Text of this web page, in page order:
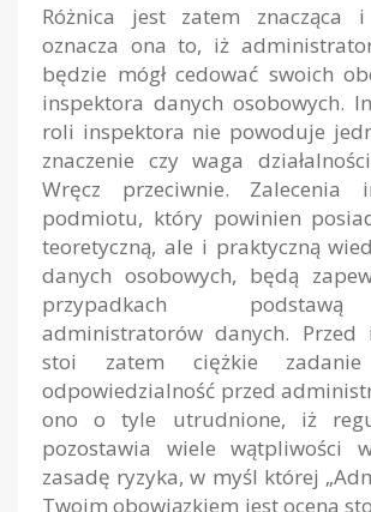
Różnica jest zatem znacząca
oznacza ona to, iż
będzie mógł cedować swoich
inspektora danych osobowych.
roli inspektora nie powoduje
znaczenie czy waga
Wręcz przeciwnie. Zalecenia
podmiotu, który powinien
teoretyczną, ale i praktyczną
danych osobowych, będą
przypadkach
administratorów danych. Przed
stoi zatem ciężkie
odpowiedzialność przed
ono o tyle utrudnione, iż
pozostawia wiele wątpliwości
zasadę ryzyka, w myśl której
Twoim obowiązkiem jest ocena